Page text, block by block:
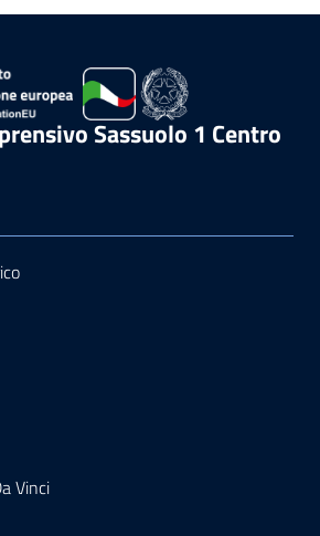
Sassuolo 1 Centro
Vinci